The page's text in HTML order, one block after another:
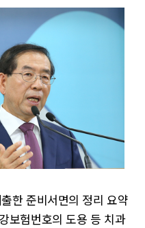
한 준비서면의 정리 요약
보험번호의 도용 등 치과